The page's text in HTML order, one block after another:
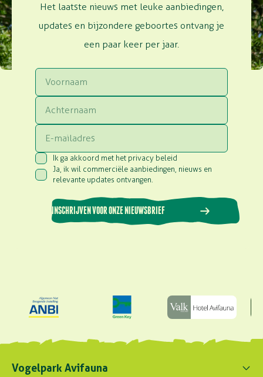
Het laatste nieuws met leuke aanbiedingen,
updates en bijzondere geboortes ontvang je
een paar keer per jaar.
Consent (Vereist)
Ik ga akkoord met het privacy beleid
Consent(Vereist)
Ja, ik wil commerciële aanbiedingen, nieuws en
relevante updates ontvangen.
INSCHRIJVEN VOOR ONZE NIEUWSBRIEF
Vogelpark Avifauna